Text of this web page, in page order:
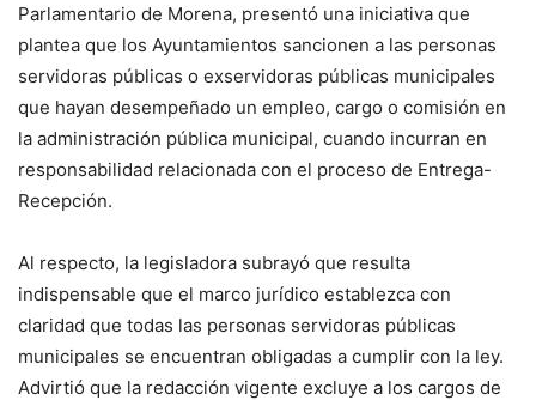
Parlamentario de Morena, presentó una iniciativa que
plantea que los Ayuntamientos sancionen a las personas
servidoras públicas o exservidoras públicas municipales
que hayan desempeñado un empleo, cargo o comisión en
la administración pública municipal, cuando incurran en
responsabilidad relacionada con el proceso de Entrega-
Recepción.
Al respecto, la legisladora subrayó que resulta
indispensable que el marco jurídico establezca con
claridad que todas las personas servidoras públicas
municipales se encuentran obligadas a cumplir con la ley.
Advirtió que la redacción vigente excluye a los cargos de